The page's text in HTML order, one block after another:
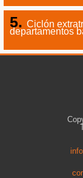
Ciclón
departamentos